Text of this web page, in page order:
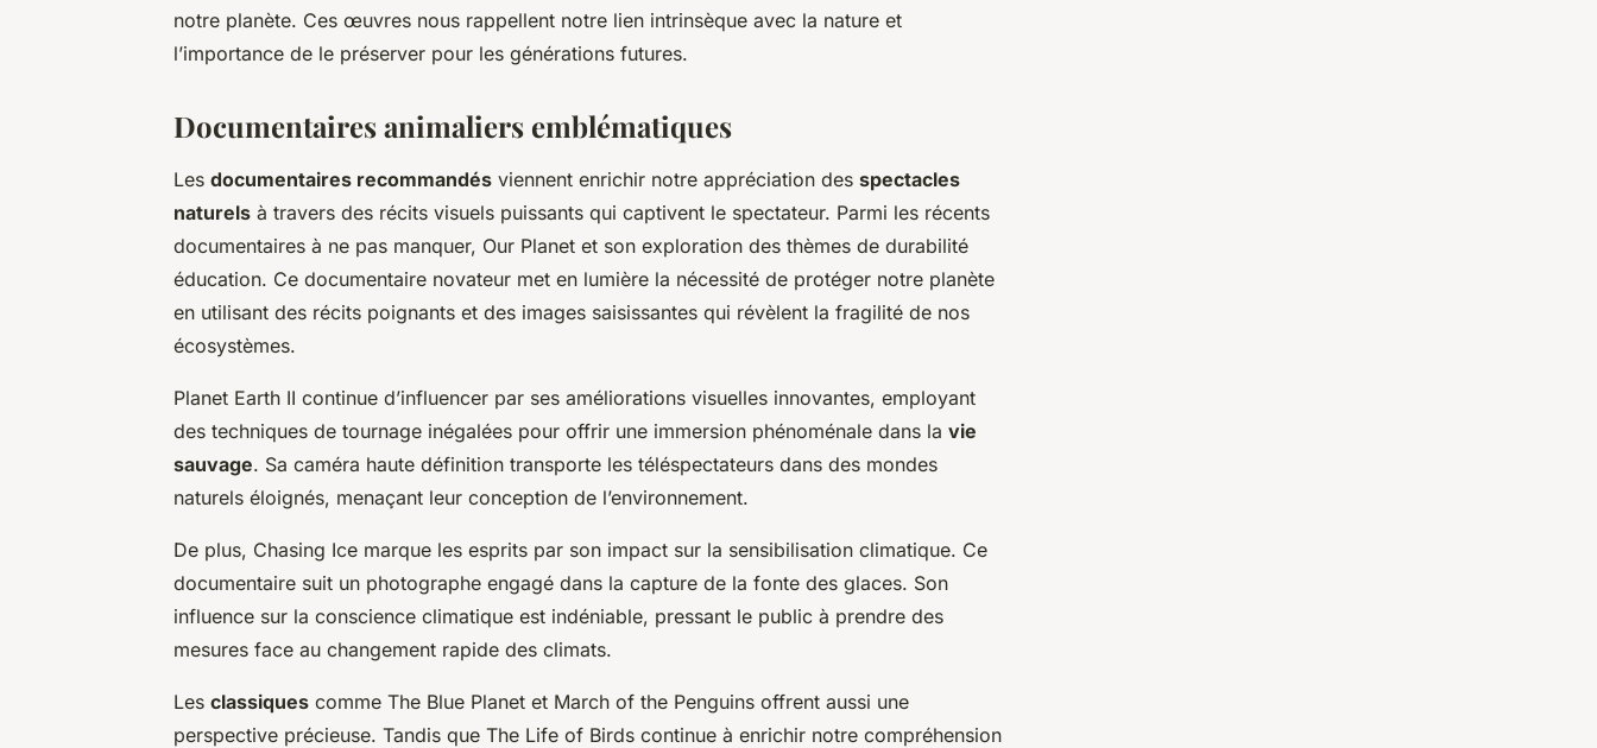
notre planète. Ces œuvres nous rappellent notre lien intrinsèque avec la nature et
l’importance de le préserver pour les générations futures.
Documentaires animaliers emblématiques
Les documentaires recommandés viennent enrichir notre appréciation des spectacles
naturels à travers des récits visuels puissants qui captivent le spectateur. Parmi les récents
documentaires à ne pas manquer, Our Planet et son exploration des thèmes de durabilité
éducation. Ce documentaire novateur met en lumière la nécessité de protéger notre planète
en utilisant des récits poignants et des images saisissantes qui révèlent la fragilité de nos
écosystèmes.
Planet Earth II continue d’influencer par ses améliorations visuelles innovantes, employant
des techniques de tournage inégalées pour offrir une immersion phénoménale dans la vie
sauvage. Sa caméra haute définition transporte les téléspectateurs dans des mondes
naturels éloignés, menaçant leur conception de l’environnement.
De plus, Chasing Ice marque les esprits par son impact sur la sensibilisation climatique. Ce
documentaire suit un photographe engagé dans la capture de la fonte des glaces. Son
influence sur la conscience climatique est indéniable, pressant le public à prendre des
mesures face au changement rapide des climats.
Les classiques comme The Blue Planet et March of the Penguins offrent aussi une
perspective précieuse. Tandis que The Life of Birds continue à enrichir notre compréhension